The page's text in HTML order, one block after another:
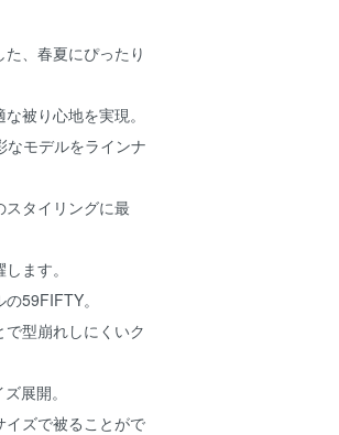
、春夏にぴったり
被り心地を実現。
なモデルをラインナ
タイリングに最
ます。
59FIFTY。
型崩れしにくいク
展開。
ズで被ることがで